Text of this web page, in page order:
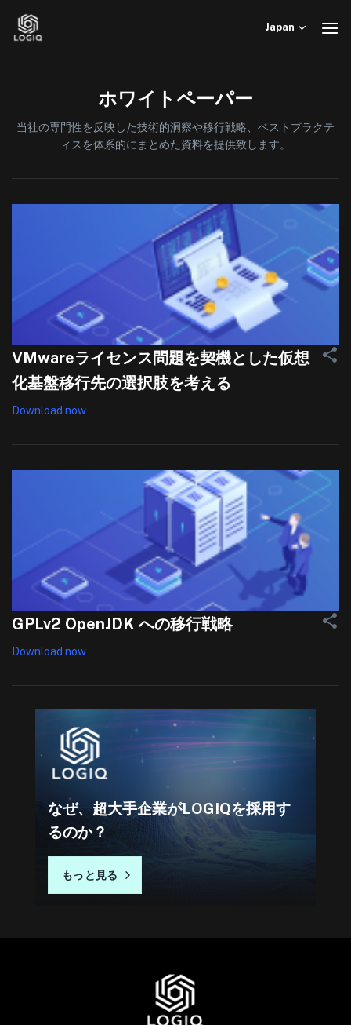
Japan
ホワイトペーパー
当社の専門性を反映した技術的洞察や移行戦略、ベストプラクテ
ィスを体系的にまとめた資料を提供致します。
VMwareライセンス問題を契機とした仮想
化基盤移行先の選択肢を考える
Download now
GPLv2 OpenJDK への移行戦略
Download now
なぜ、超大手企業がLOGIQを採用す
るのか？
もっと見る